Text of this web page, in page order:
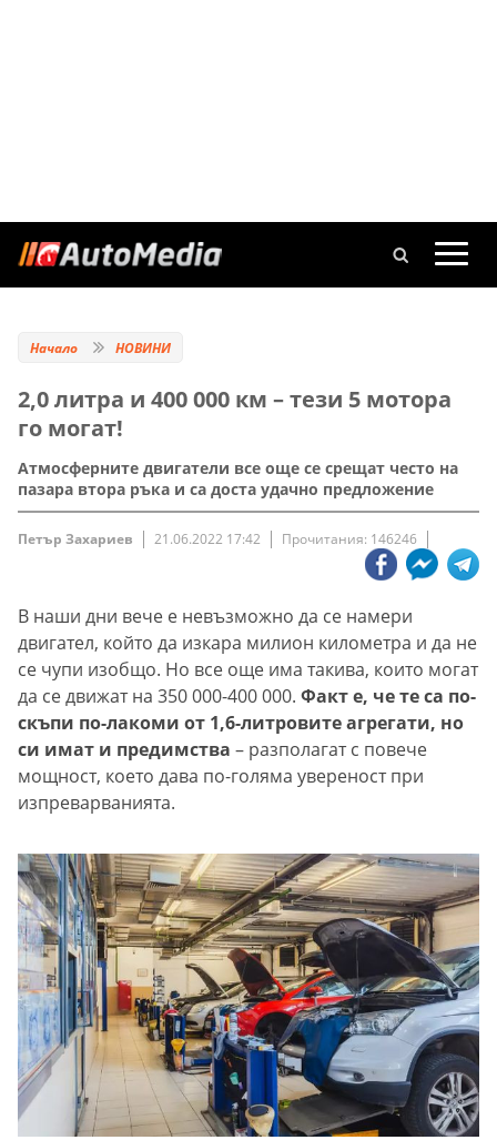
Начало НОВИНИ
2,0 литра и 400 000 км – тези 5 мотора
го могат!
Атмосферните двигатели все още се срещат често на
пазара втора ръка и са доста удачно предложение
Петър Захариев 21.06.2022 17:42 Прочитания: 146246
В наши дни вече е невъзможно да се намери
двигател, който да изкара милион километра и да не
се чупи изобщо. Но все още има такива, които могат
да се движат на 350 000-400 000. Факт е, че те са по-
скъпи по-лакоми от 1,6-литровите агрегати, но
си имат и предимства – разполагат с повече
мощност, което дава по-голяма увереност при
изпреварванията.